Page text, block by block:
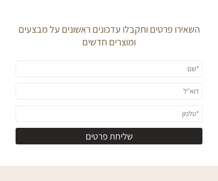
השאירו פרטים ותקבלו עדכונים ראשונים על מבצעים
ומוצרים חדשים